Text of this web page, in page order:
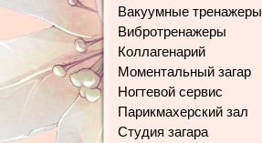
Вакуумные тренажеры
Вибротренажеры
Коллагенарий
Моментальный загар
Ногтевой сервис
Парикмахерский зал
Студия загара